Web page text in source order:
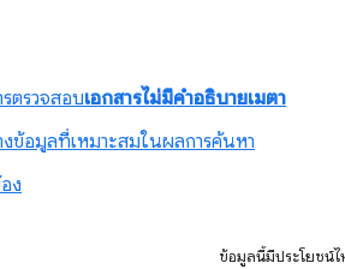
ตรวจสอบเอกสารไม่มีคำอธิบายเมตา
งข้อมูลที่เหมาะสมในผลการค้นหา
ง
ข้อมูลนี้มีประโยชน์ไ